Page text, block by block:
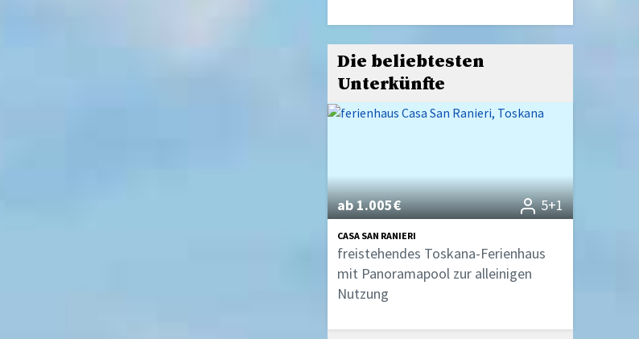
Die beliebtesten
Unterkünfte
ab 1.005€ 5+1
CASA SAN RANIERI
freistehendes Toskana-Ferienhaus
mit Panoramapool zur alleinigen
Nutzung